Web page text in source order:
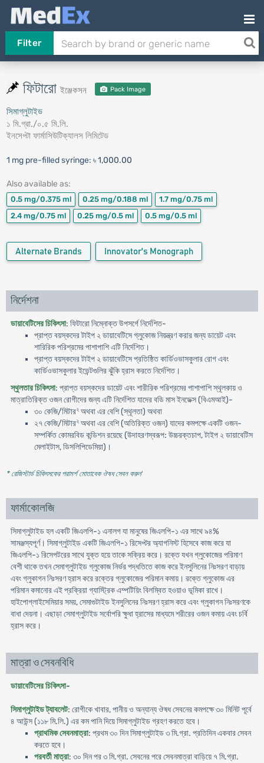
Filter
ফিটারো ইঞ্জেকসন Pack Image
সিমাগ্লুটাইড
১ মি.গ্রা./০.৫ মি.লি.
ইনসেপ্টা ফার্মাসিউটিক্যালস লিমিটেড
1 mg pre-filled syringe: ৳ 1,000.00
Also available as:
0.5 mg/0.375 ml 0.25 mg/0.188 ml
1.7 mg/0.75 ml
2.4 mg/0.75 ml
0.25 mg/0.5 ml 0.5 mg/0.5 ml
Alternate Brands Innovator's Monograph
নির্দেশনা
ডায়াবেটিসের চিকিৎসা: ফিটারো নিম্নোক্ত উপসর্গে নির্দেশিত-
প্রাপ্ত বয়স্কদের টাইপ ২ ডায়াবেটিসে গ্লুকোজ নিয়ন্ত্রণ করার জন্য ডায়েট এবং
শারিরিক পরিশ্রমের পাশাপাশি এটি নির্দেশিত।
প্রাপ্ত বয়স্কদের টাইপ ২ ডায়াবেটিসে প্রতিষ্ঠিত কার্ডিওভাসকুলার রোগ এবং
কার্ডিওভাসকুলার ইভেন্টগুলির ঝুঁকি হ্রাস করতে নির্দেশিত।
স্থুলতার চিকিৎসা: প্রাপ্ত বয়স্কদের ডায়েট এবং শারীরিক পরিশ্রমের পাশাপাশি স্থূলকায় ও
মাত্রাতিরিক্ত ওজন রোগীদের জন্য এটি নির্দেশিত যাদের বডি মাস ইনডেক্স (বিএমআই)-
৩০ কেজি/মিটার২অথবা এর বেশি (স্থূলতা) অথবা
২৭ কেজি/মিটার২অথবা এর বেশি (অতিরিক্ত ওজন) যাদের কমপক্ষে একটি ওজন-
সম্পর্কিত কোমরবিড কন্ডিশন রয়েছে (উদাহরণস্বরূপ: উচ্চরক্তচাপ, টাইপ ২ ডায়াবেটিস
মেলাইটাস, ডিসলিপিডেমিয়া)।
* রেজিস্টার্ড চিকিৎসকের পরামর্শ মোতাবেক ঔষধ সেবন করুন'
ফার্মাকোলজি
সিমাগ্লুটাইড হল একটি জিএলপি-১ এনালগ যা মানুষের জিএলপি-১ এর সাথে ৯৪%
সামঞ্জস্যপূর্ণ। সিমাগ্লুটাইড একটি জিএলপি-১ রিসেপ্টর অ্যাগনিস্ট হিসেবে কাজ করে যা
জিএলপি-১ রিসেপটরের সাথে যুক্ত হয়ে তাকে সক্রিয় করে। রক্তে যখন গ্লুকোজের পরিমাণ
বেশী থাকে তখন সেমাগ্লুটাইড গ্লুকোজ নির্ভর পদ্ধতিতে কাজ করে ইনসুলিনের নিঃসরণ বাড়ায়
এবং গ্লুকাগন নিঃসরণ হ্রাস করে রক্তের গ্লুকোজের পরিমান কমায়। রক্তে গ্লুকোজ এর
পরিমান কমানোর এই প্রক্রিয়া গ্যাস্ট্রিক এম্পটিয়িং বিলম্বিত হওয়াও ভূমিকা রাখে।
হাইপোগ্লাইসেমিয়ার সময়, সেমাগুটাইড ইনসুলিনের নিঃসরণ হ্রাস করে এবং গ্লুকাগন নিঃসরণকে
বাধা দেয়না। এছাড়া সেমাগ্লুটাইড সর্বোপরি ক্ষুধা হ্রাসের মাধ্যমে শরীরের ওজন কমায় এবং চর্বি
হ্রাস করে।
মাত্রা ও সেবনবিধি
ডায়াবেটিসের চিকিৎসা-
সিমাগ্লুটাইড ট্যাবলেট: রোগীকে খাবার, পানীয় ও অন্যান্য ঔষধ সেবনের কমপক্ষে ৩০ মিনিট পূর্বে
৪ আউন্স (১১৮ মি.লি.) এর কম পানি দিয়ে সিমাগ্লুটাইড গ্রহণ করতে হবে।
প্রাথমিক সেবনমাত্রা: প্রথম ৩০ দিন সিমাগ্লুটাইড ৩ মি.গ্রা. প্রতিদিন একবার সেবন
করতে হবে।
পরবর্তী মাত্রা: ৩০ দিন পর ৩ মি.গ্রা. সেবনের পরে সেবনমাত্রা বাড়িয়ে ৭ মি.গ্রা.